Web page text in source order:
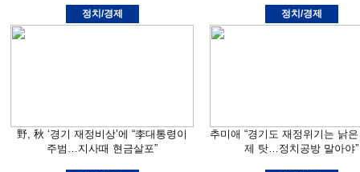
정치/경제
野, 秋 ‘경기 재정비상’에 “李대통령이
주범…지사때 현금살포”
정치/경제
추미애 “경기도 재정위기는 낡
제 탓…정치공방 말아야”